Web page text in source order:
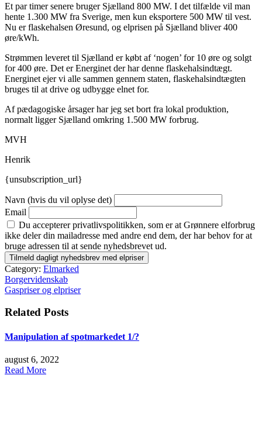
Et par timer senere bruger Sjælland 800 MW. I det tilfælde vil man
hente 1.300 MW fra Sverige, men kun eksportere 500 MW til vest.
Nu er flaskehalsen Øresund, og elprisen på Sjælland bliver 400
øre/kWh.
Strømmen leveret til Sjælland er købt af ‘nogen’ for 10 øre og solgt
for 400 øre. Det er Energinet der har denne flaskehalsindtægt.
Energinet ejer vi alle sammen gennem staten, flaskehalsindtægten
bruges til at drive og udbygge elnet for.
Af pædagogiske årsager har jeg set bort fra lokal produktion,
normalt ligger Sjælland omkring 1.500 MW forbrug.
MVH
Henrik
{unsubscription_url}
Navn (hvis du vil oplyse det)
Email
Du accepterer privatlivspolitikken, som er at Grønnere elforbrug
ikke deler din mailadresse med andre end dem, der har behov for at
bruge adressen til at sende nyhedsbrevet ud.
Category: Elmarked
Indlægsnavigation
Borgervidenskab
Gaspriser og elpriser
Related Posts
Manipulation af spotmarkedet 1/?
august 6, 2022
Read More